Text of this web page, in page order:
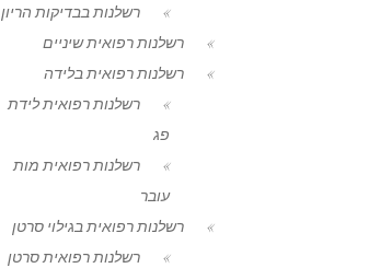
רשלנות בבדיקות הריון
רשלנות רפואית שיניים
רשלנות רפואית בלידה
רשלנות רפואית לידת
פג
רשלנות רפואית מות
עובר
רשלנות רפואית בגילוי סרטן
רשלנות רפואית סרטן